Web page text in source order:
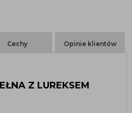
Cechy Opinie klientów
Z LUREKSEM